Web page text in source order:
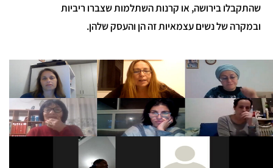
שהתקבלו בירושה, או קרנות השתלמות שצברו ריביות
ובמקרה של נשים עצמאיות זה הן והעסק שלהן.